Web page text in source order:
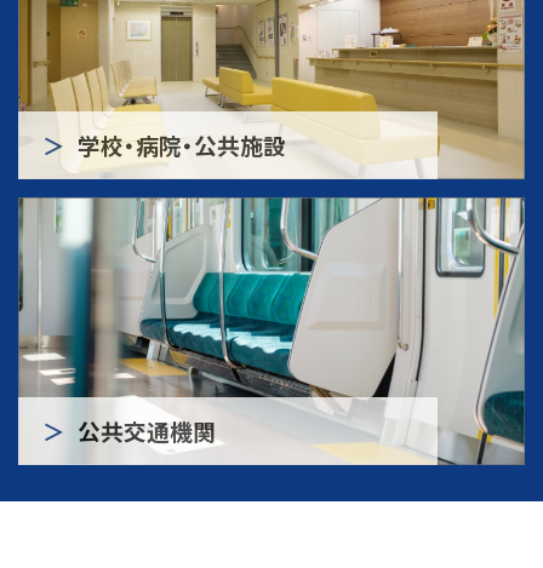
学校・病院・公共施設
公共交通機関